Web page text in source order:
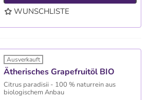
WUNSCHLISTE
Ausverkauft
Ätherisches Grapefruitöl BIO
Citrus paradisii - 100 % naturrein aus
biologischem Anbau